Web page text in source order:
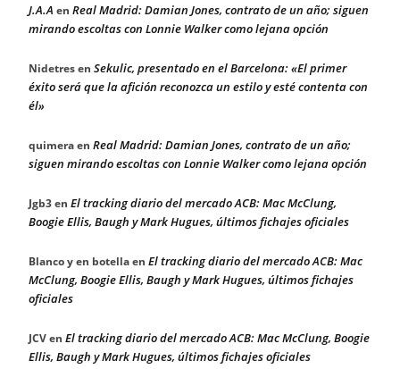
J.A.A en Real Madrid: Damian Jones, contrato de un año; siguen
mirando escoltas con Lonnie Walker como lejana opción
Nidetresen Sekulic, presentado en el Barcelona: «El primer
éxito será que la afición reconozca un estilo y esté contenta con
él»
quimeraen Real Madrid: Damian Jones, contrato de un año;
siguen mirando escoltas con Lonnie Walker como lejana opción
Jgb3en El tracking diario del mercado ACB: Mac McClung,
Boogie Ellis, Baugh y Mark Hugues, últimos fichajes oficiales
Blanco y en botellaen El tracking diario del mercado ACB: Mac
McClung, Boogie Ellis, Baugh y Mark Hugues, últimos fichajes
oficiales
JCVen El tracking diario del mercado ACB: Mac McClung, Boogie
Ellis, Baugh y Mark Hugues, últimos fichajes oficiales